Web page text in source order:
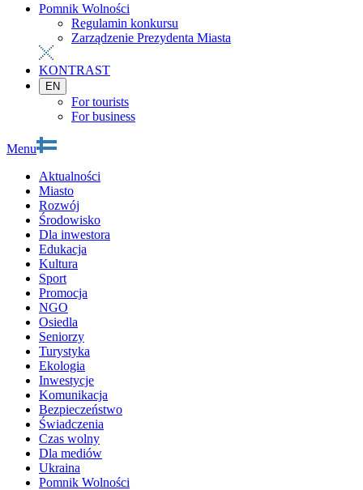
Pomnik Wolności
Regulamin konkursu
Zarządzenie Prezydenta Miasta
KONTRAST
EN
For tourists
For business
Menu
Aktualności
Miasto
Rozwój
Środowisko
Dla inwestora
Edukacja
Kultura
Sport
Promocja
NGO
Osiedla
Seniorzy
Turystyka
Ekologia
Inwestycje
Komunikacja
Bezpieczeństwo
Świadczenia
Czas wolny
Dla mediów
Ukraina
Pomnik Wolności